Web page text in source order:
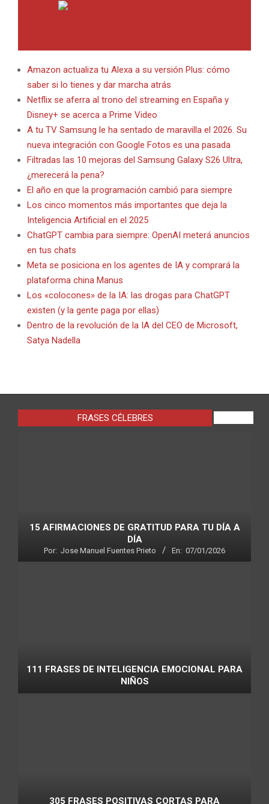
Amazon actualiza tu Alexa a su versión Plus: cómo
saber si lo tienes y dar marcha atrás
Netflix se aferra al trono del streaming en España y
Disney+ se acerca a Prime Video
A tu TV Samsung le ha sentado de maravilla el 2026. Su
nueva integración con Google Fotos es una pasada
Filtradas las 10 mejoras del Samsung Galaxy S26 Ultra,
¿merecerá la pena?
El año en que la programación cambió para siempre
Los cinco momentos más importantes que deja la
Inteligencia Artificial en el 2025
ChatGPT cambia para siempre: OpenAI meterá anuncios
en tus chats
Meta se posiciona en los agentes de IA y comprará la
plataforma china Manus
Los «colocones» de la IA: las drogas para ChatGPT
existen (y la gente paga por ellas)
Dentro de la revolución de la IA del CEO de Microsoft,
Satya Nadella
FRASES CÉLEBRES
15 AFIRMACIONES DE GRATITUD PARA TU DÍA A
DÍA
Por: Jose Manuel Fuentes Prieto En: 07/01/2026
111 FRASES DE INTELIGENCIA EMOCIONAL PARA
NIÑOS
305 FRASES POSITIVAS CORTAS PARA